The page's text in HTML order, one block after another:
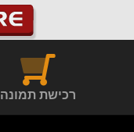
רכישת תמונה